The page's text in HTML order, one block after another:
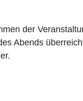
der
Abends